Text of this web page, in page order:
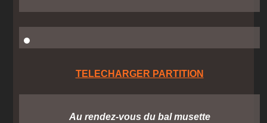
TELECHARGER PARTITION
Au rendez-vous du bal musette